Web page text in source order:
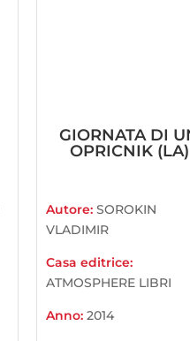
GIORNATA DI
OPRICNIK (LA)
Autore:SOROKIN
VLADIMIR
Casa editrice:
ATMOSPHERE LIBRI
Anno:2014